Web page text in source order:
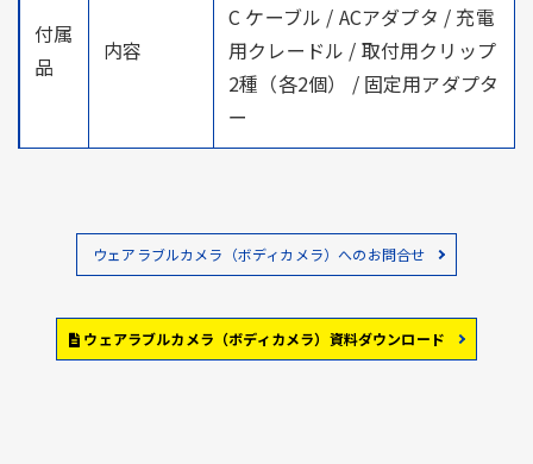
付属
品
内容
C ケーブル / ACアダプタ / 充電
用クレードル / 取付用クリップ
2種（各2個） / 固定用アダプタ
ー
ウェアラブルカメラ（ボディカメラ）へのお問合せ
ウェアラブルカメラ（ボディカメラ）資料ダウンロード